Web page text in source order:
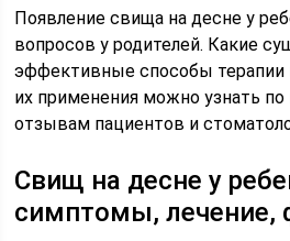
Появление свища на десне у
вопросов у родителей. Какие
эффективные способы терапии
их применения можно узнать
отзывам пациентов и
Свищ на десне у
симптомы, лечение,